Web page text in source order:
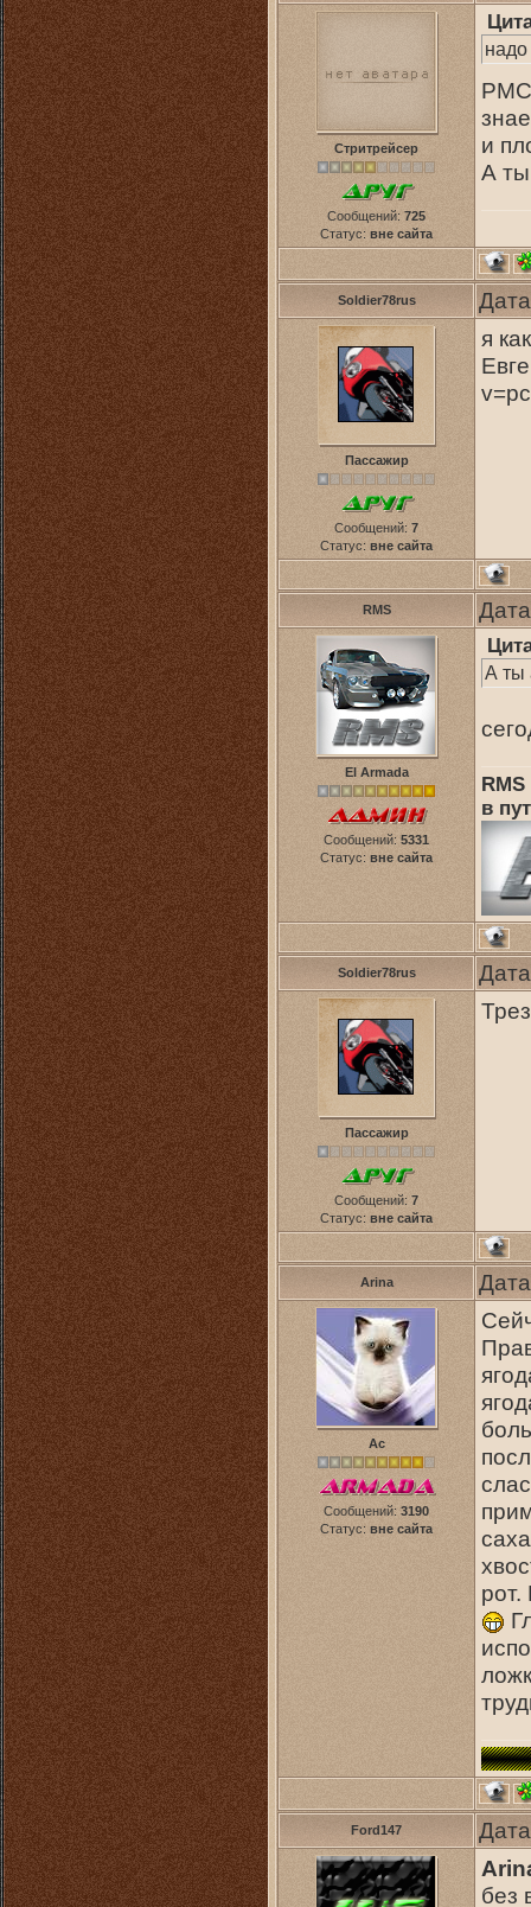
Стритрейсер
Сообщений: 725
Статус: вне сайта
РМС
и
А
Soldier78rus
Пассажир
Сообщений: 7
Статус: вне сайта
я
RMS
El Armada
Сообщений: 5331
Статус: вне сайта
А ты
в
Soldier78rus
Пассажир
Сообщений: 7
Статус: вне сайта
Arina
Ас
Сообщений: 3190
Статус: вне сайта
Ford147
без